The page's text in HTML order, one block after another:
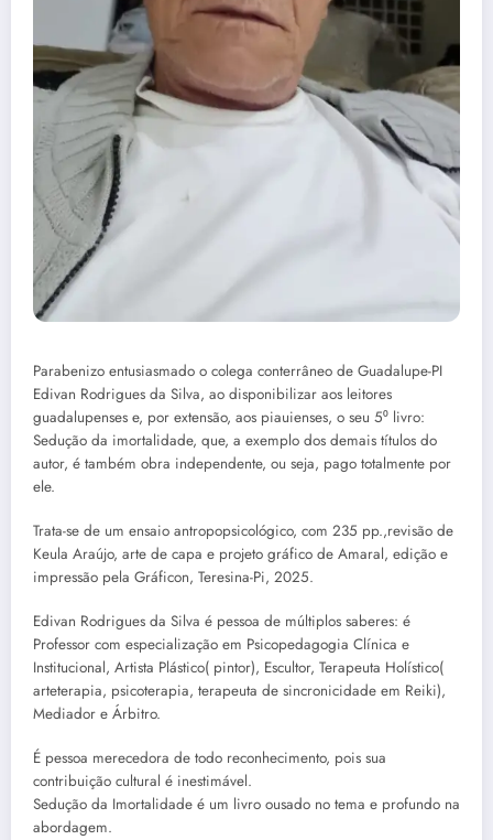
Parabenizo entusiasmado o colega conterrâneo de Guadalupe-PI
Edivan Rodrigues da Silva, ao disponibilizar aos leitores
guadalupenses e, por extensão, aos piauienses, o seu 5⁰ livro:
Sedução da imortalidade, que, a exemplo dos demais títulos do
autor, é também obra independente, ou seja, pago totalmente por
ele.
Trata-se de um ensaio antropopsicológico, com 235 pp.,revisão de
Keula Araújo, arte de capa e projeto gráfico de Amaral, edição e
impressão pela Gráficon, Teresina-Pi, 2025.
Edivan Rodrigues da Silva é pessoa de múltiplos saberes: é
Professor com especialização em Psicopedagogia Clínica e
Institucional, Artista Plástico( pintor), Escultor, Terapeuta Holístico(
arteterapia, psicoterapia, terapeuta de sincronicidade em Reiki),
Mediador e Árbitro.
É pessoa merecedora de todo reconhecimento, pois sua
contribuição cultural é inestimável.
Sedução da Imortalidade é um livro ousado no tema e profundo na
abordagem.